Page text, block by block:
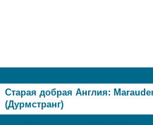
Старая добрая Англия:
(Дурмстранг)